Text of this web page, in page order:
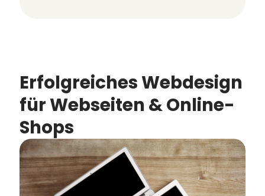
Erfolgreiches Webdesign
für Webseiten & Online-
Shops